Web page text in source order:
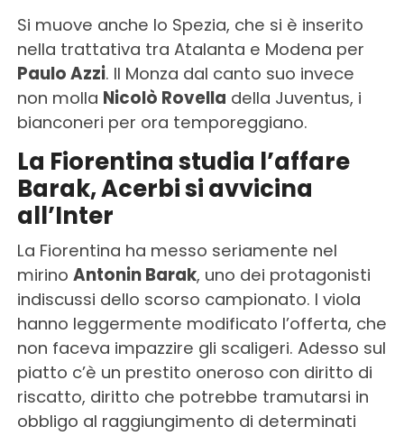
Si muove anche lo Spezia, che si è inserito
nella trattativa tra Atalanta e Modena per
Paulo Azzi. Il Monza dal canto suo invece
non molla Nicolò Rovella della Juventus, i
bianconeri per ora temporeggiano.
La Fiorentina studia l’affare
Barak, Acerbi si avvicina
all’Inter
La Fiorentina ha messo seriamente nel
mirino Antonin Barak, uno dei protagonisti
indiscussi dello scorso campionato. I viola
hanno leggermente modificato l’offerta, che
non faceva impazzire gli scaligeri. Adesso sul
piatto c’è un prestito oneroso con diritto di
riscatto, diritto che potrebbe tramutarsi in
obbligo al raggiungimento di determinati